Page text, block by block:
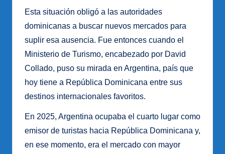
Esta situación obligó a las autoridades
dominicanas a buscar nuevos mercados para
suplir esa ausencia. Fue entonces cuando el
Ministerio de Turismo, encabezado por David
Collado, puso su mirada en Argentina, país que
hoy tiene a República Dominicana entre sus
destinos internacionales favoritos.
En 2025, Argentina ocupaba el cuarto lugar como
emisor de turistas hacia República Dominicana y,
en ese momento, era el mercado con mayor